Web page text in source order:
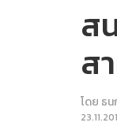
ส
ส
โดย ธ